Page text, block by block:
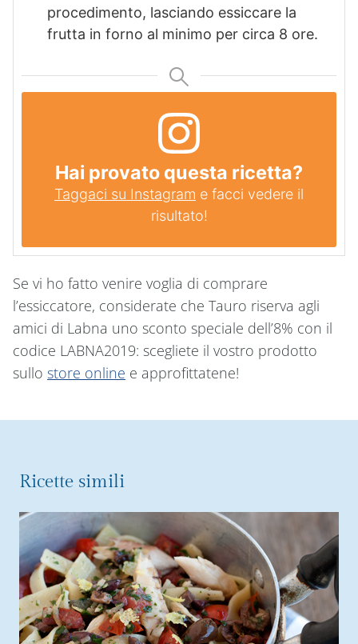
procedimento, lasciando essiccare la
frutta in forno al minimo per circa 8 ore.
Hai provato questa ricetta?
Taggaci su Instagram e facci vedere il
risultato!
Se vi ho fatto venire voglia di comprare
l’essiccatore, considerate che Tauro riserva agli
amici di Labna uno sconto speciale dell’8% con il
codice LABNA2019: scegliete il vostro prodotto
sullo store online e approfittatene!
Ricette simili